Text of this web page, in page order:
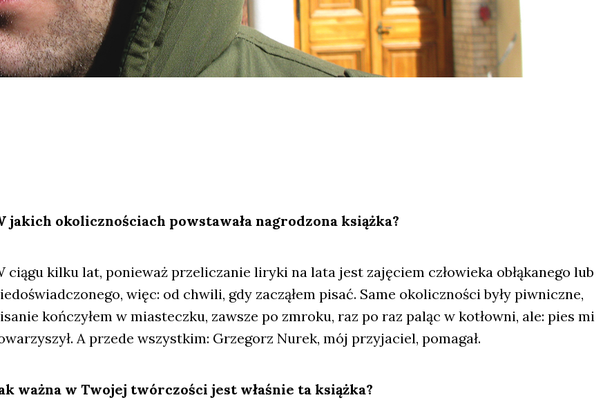
jakich oko­licz­no­ściach powsta­wa­ła nagro­dzo­na książ­ka?
cią­gu kil­ku lat, ponie­waż prze­li­cza­nie liry­ki na lata jest zaję­ciem czło­wie­ka obłą­ka­ne­go lub
więc: od chwi­li, gdy zaczą­łem pisać. Same oko­licz­no­ści były piw­nicz­ne,
koń­czy­łem w mia­stecz­ku, zawsze po zmro­ku, raz po raz paląc w kotłow­ni, ale: pies mi
A przede wszyst­kim: Grze­gorz Nurek, mój przy­ja­ciel, poma­gał.
waż­na w Two­jej twór­czo­ści jest wła­śnie ta książ­ka?